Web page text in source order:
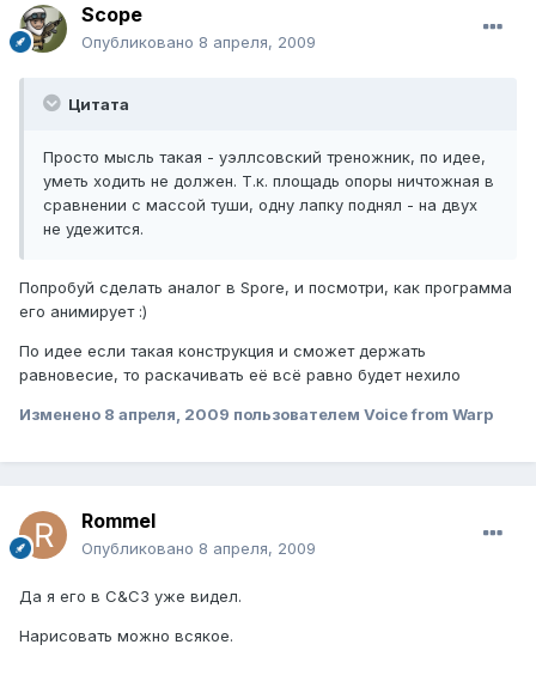
Scope
Опубликовано 8 апреля, 2009
Цитата
Просто мысль такая - уэллсовский треножник, по идее,
уметь ходить не должен. Т.к. площадь опоры ничтожная в
сравнении с массой туши, одну лапку поднял - на двух
не удежится.
Попробуй сделать аналог в Spore, и посмотри, как программа
его анимирует :)
По идее если такая конструкция и сможет держать
равновесие, то раскачивать её всё равно будет нехило
Изменено 8 апреля, 2009 пользователем Voice from Warp
Rommel
Опубликовано 8 апреля, 2009
Да я его в C&C3 уже видел.
Нарисовать можно всякое.